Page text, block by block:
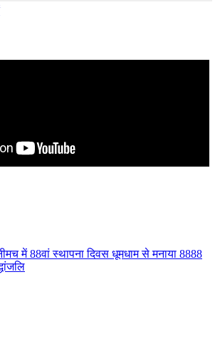
में 88वां स्थापना दिवस धूमधाम से मनाया 8888